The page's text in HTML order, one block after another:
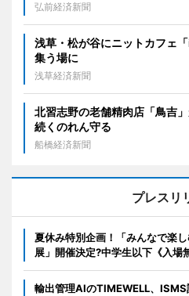
弘前経済新聞
浅草・松が谷にニットカフ
集う場に
浅草経済新聞
北習志野の老舗精肉店「鳥吉
続くのれん守る
船橋経済新聞
プレスリ
夏休み特別企画！「みんなで楽
展」開催決定?中学生以下《入場
輸出管理AIのTIMEWELL、